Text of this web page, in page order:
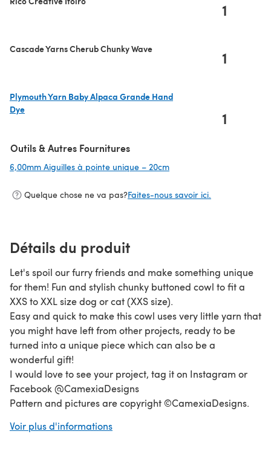
1
Cascade Yarns Cherub Chunky Wave 1
Plymouth Yarn Baby Alpaca Grande Hand
Dye
1
Outils & Autres Fournitures
6,00mm Aiguilles à pointe unique – 20cm
Quelque chose ne va pas?Faites-nous savoir ici.
Détails du produit
Let's spoil our furry friends and make something unique
for them! Fun and stylish chunky buttoned cowl to fit a
XXS to XXL size dog or cat (XXS size).
Easy and quick to make this cowl uses very little yarn that
you might have left from other projects, ready to be
turned into a unique piece which can also be a
wonderful gift!
I would love to see your project, tag it on Instagram or
Facebook @CamexiaDesigns
Pattern and pictures are copyright ©CamexiaDesigns.
used for the purpose of resale. You have permission to
Voir plus d'informations